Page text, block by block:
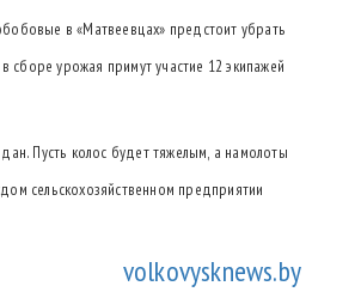
в «Матвеевцах» предстоит убрать
в сборе урожая примут участие 12 экипажей
Пусть колос будет тяжелым, а намолоты
сельскохозяйственном предприятии
volkovysknews.by